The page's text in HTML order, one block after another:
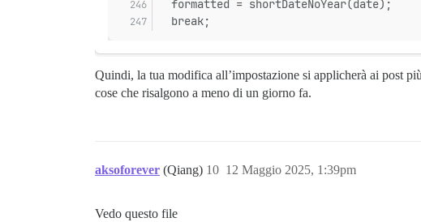
  formatted = shortDateNoYear(date);
  break;
Quindi, la tua modifica all’impostazione si applicherà ai post
cose che risalgono a meno di un giorno fa.
aksoforever (Qiang) 12 Maggio 2025, 1:39pm
10
Vedo questo file